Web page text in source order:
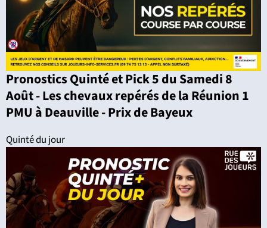
Pronostics Quinté et Pick 5 du Samedi 8
Août - Les chevaux repérés de la Réunion 1
PMU à Deauville - Prix de Bayeux
Quinté du jour